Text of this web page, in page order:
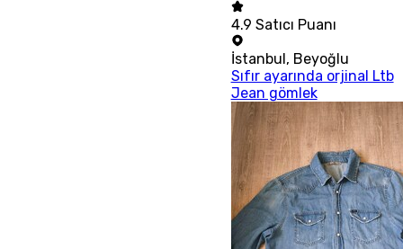
4.9 Satıcı Puanı
İstanbul, Beyoğlu
Sıfır ayarında orjinal Ltb
Jean gömlek